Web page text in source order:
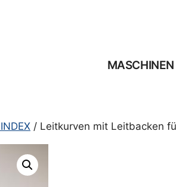
MASCHINEN
/ Leitkurven mit Leitbacken